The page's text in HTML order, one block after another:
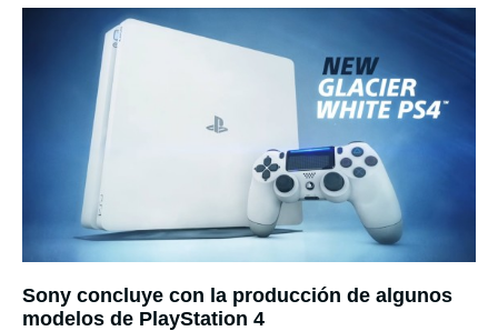
Sony concluye con la producción de algunos
modelos de PlayStation 4